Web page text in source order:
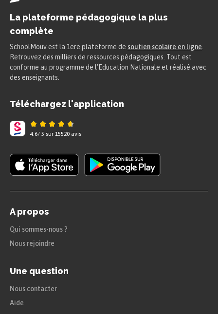
La plateforme pédagogique la plus
complète
SchoolMouv est la 1ere plateforme de soutien scolaire en ligne
Retrouvez des milliers de ressources pédagogiques. Tout est
conforme au programme de l'Education Nationale et réalisé avec
des enseignants.
Téléchargez l'application
4.6/ 5 sur 15520 avis
A propos
Qui sommes-nous ?
Nous rejoindre
Une question
Nous contacter
Aide